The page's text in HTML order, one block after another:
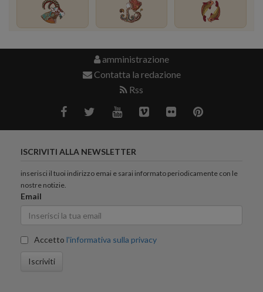
amministrazione
Contatta la redazione
Rss
ISCRIVITI ALLA NEWSLETTER
inserisci il tuoi indirizzo emai e sarai informato periodicamente con le
nostre notizie.
Email
Accetto l'informativa sulla privacy
Iscriviti